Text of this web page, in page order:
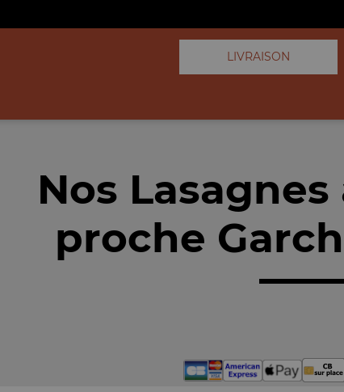
LIVRAISON
Nos
proche